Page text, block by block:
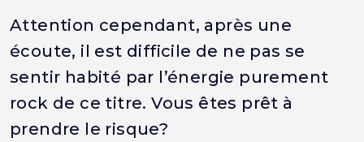
Attention cependant, après une
écoute, il est difficile de ne pas se
sentir habité par l’énergie purement
rock de ce titre. Vous êtes prêt à
prendre le risque?